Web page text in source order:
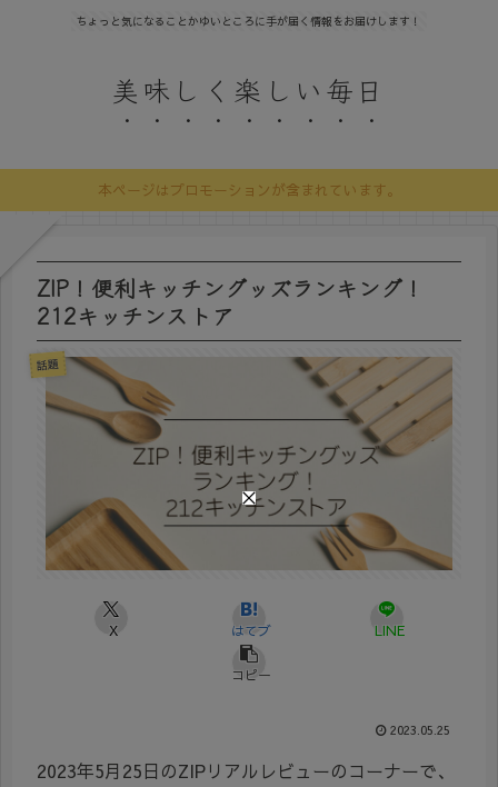
ちょっと気になることかゆいところに手が届く情報をお届けします！
美味しく楽しい毎日
本ページはプロモーションが含まれています。
ZIP！便利キッチングッズランキング！
212キッチンストア
話題
X はてブ LINE
コピー
2023.05.25
2023年5月25日のZIPリアルレビューのコーナーで、